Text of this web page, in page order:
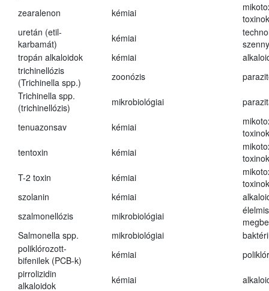
zearalenon
kémiai
toxinok
uretán (etil-
karbamát)
kémiai
tropán alkaloidok
kémiai
trichinellózis
(Trichinella spp.)
zoonózis
Trichinella spp.
(trichinellózis)
mikrobiológiai
tenuazonsav kémiai
toxinok
tentoxin
kémiai
toxinok
T-2 toxin
kémiai
toxinok
szolanin
kémiai
szalmonellózis
mikrobiológiai
Salmonella spp.
mikrobiológiai
poliklórozott-
bifenilek (PCB-k)
kémiai
pirrolizidin
alkaloidok
kémiai